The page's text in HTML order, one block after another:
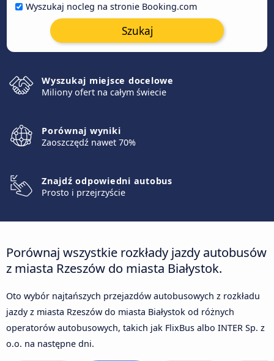
Wyszukaj nocleg na stronie Booking.com
Szukaj
Wyszukaj miejsce docelowe
Miliony ofert na całym świecie
Porównaj wyniki
Zaoszczędź nawet 70%
Znajdź odpowiedni autobus
Prosto i przejrzyście
Porównaj wszystkie rozkłady jazdy autobusów
z miasta Rzeszów do miasta Białystok.
Oto wybór najtańszych przejazdów autobusowych z rozkładu
jazdy z miasta Rzeszów do miasta Białystok od różnych
operatorów autobusowych, takich jak FlixBus albo INTER Sp. z
o.o. na następne dni.